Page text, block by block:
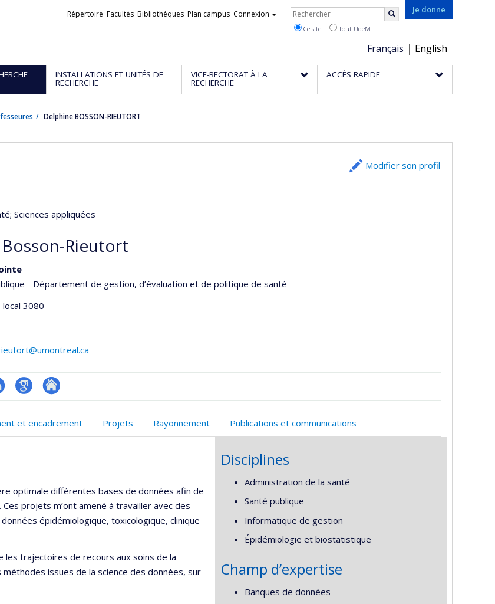
Je donne
Choix
de
la
Français English
Liens
Répertoire Facultés Bibliothèques Plan campus Connexion Rechercher
Ce site Tout UdeM
INSTALLATIONS ET UNITÉS DE
RECHERCHE
VICE-RECTORAT À LA
RECHERCHE
ACCÈS RAPIDE
Delphine BOSSON-RIEUTORT
Modifier son profil
; Sciences appliquées
Rieutort
- Département de gestion, d’évaluation et de politique de santé
local 3080
GoogleAutre
et encadrement Projets Rayonnement Publications et communications
optimale différentes bases de données afin de
projets m’ont amené à travailler avec des
épidémiologique, toxicologique, clinique
trajectoires de recours aux soins de la
issues de la science des données, sur
Disciplines
Administration de la santé
Santé publique
Informatique de gestion
Épidémiologie et biostatistique
Champ d’expertise
Banques de données